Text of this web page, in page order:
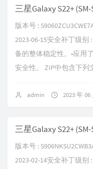
版本号 :
2023-06-15安全补丁级别
备的整体稳定性。•应用
安全性。 ZIP中包含下列
admin 2023 年 06
版本号 :
2023-02-14安全补丁级别